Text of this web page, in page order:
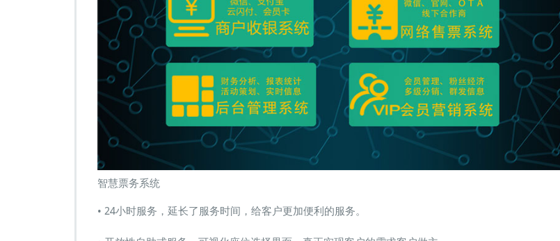
智慧票务系统
• 24小时服务，延长了服务时间，给客户更加便利的服务。